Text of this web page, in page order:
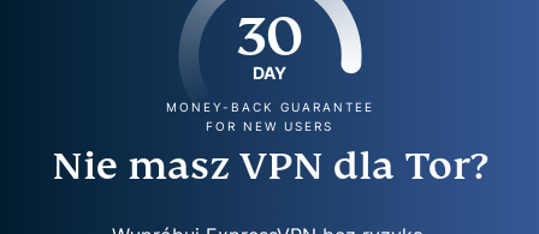
30
DAY
MONEY-BACK GUARANTEE
FOR NEW USERS
Nie masz VPN dla Tor?